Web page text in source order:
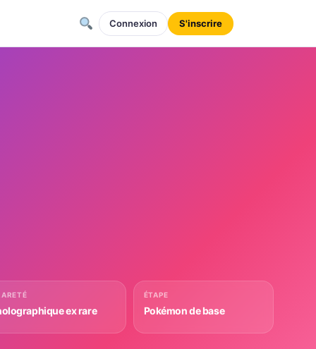
Connexion S'inscrire
ex rare
ÉTAPE
Pokémon de base